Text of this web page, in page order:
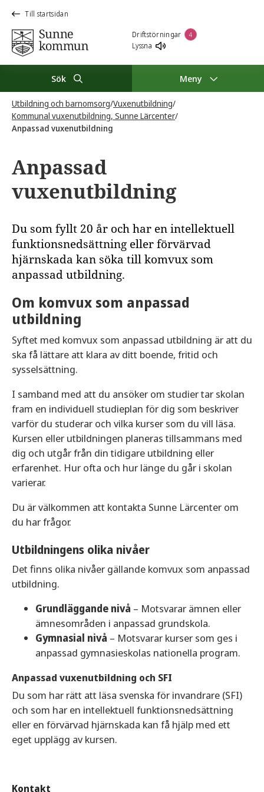
Till startsidan
Driftstörningar 4
Lyssna
Sök Meny
Utbildning och barnomsorg/Vuxenutbildning/
Kommunal vuxenutbildning, Sunne Lärcenter/
Anpassad vuxenutbildning
Anpassad
vuxenutbildning
Du som fyllt 20 år och har en intellektuell
funktionsnedsättning eller förvärvad
hjärnskada kan söka till komvux som
anpassad utbildning.
Om komvux som anpassad
utbildning
Syftet med komvux som anpassad utbildning är att du
ska få lättare att klara av ditt boende, fritid och
sysselsättning.
I samband med att du ansöker om studier tar skolan
fram en individuell studieplan för dig som beskriver
varför du studerar och vilka kurser som du vill läsa.
Kursen eller utbildningen planeras tillsammans med
dig och utgår från din tidigare utbildning eller
erfarenhet. Hur ofta och hur länge du går i skolan
varierar.
Du är välkommen att kontakta Sunne Lärcenter om
du har frågor.
Utbildningens olika nivåer
Det finns olika nivåer gällande komvux som anpassad
utbildning.
Grundläggande nivå – Motsvarar ämnen eller
ämnesområden i anpassad grundskola.
Gymnasial nivå – Motsvarar kurser som ges i
anpassad gymnasieskolas nationella program.
Anpassad vuxenutbildning och SFI
Du som har rätt att läsa svenska för invandrare (SFI)
och som har en intellektuell funktionsnedsättning
eller en förvärvad hjärnskada kan få hjälp med ett
eget upplägg av kursen.
Kontakt